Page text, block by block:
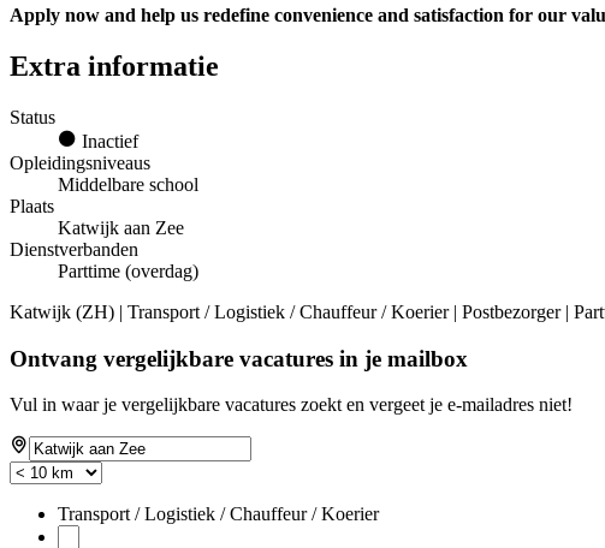
Apply now and help us redefine convenience and satisfaction for our
Extra informatie
Status
Inactief
Opleidingsniveaus
Middelbare school
Plaats
Katwijk aan Zee
Dienstverbanden
Parttime (overdag)
Katwijk (ZH) | Transport / Logistiek / Chauffeur / Koerier | Postbezorger |
Ontvang vergelijkbare vacatures in je mailbox
Vul in waar je vergelijkbare vacatures zoekt en vergeet je e-mailadres niet!
Transport / Logistiek / Chauffeur / Koerier